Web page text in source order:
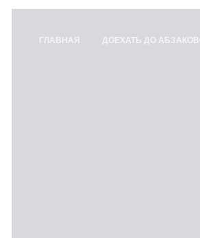
ГЛАВНАЯ ДОЕХАТЬ ДО